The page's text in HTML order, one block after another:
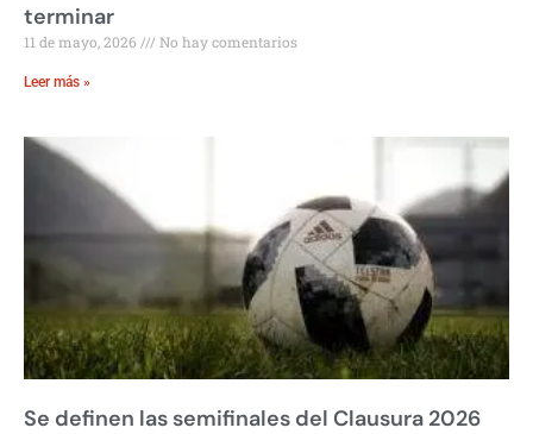
terminar
11 de mayo, 2026 No hay comentarios
Leer más »
Se definen las semifinales del Clausura 2026